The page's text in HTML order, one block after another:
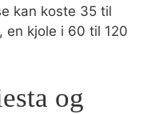
kan koste 35 til
en kjole i 60 til 120
og